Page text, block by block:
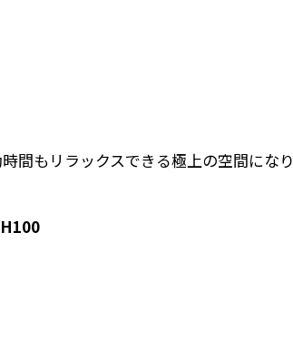
間もリラックスできる極上の空間になり